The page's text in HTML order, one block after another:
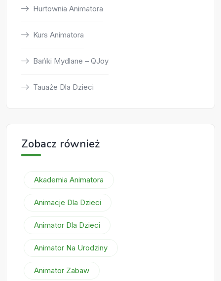
Hurtownia Animatora
Kurs Animatora
Bańki Mydlane – QJoy
Tauaże Dla Dzieci
Zobacz również
Akademia Animatora
Animacje Dla Dzieci
Animator Dla Dzieci
Animator Na Urodziny
Animator Zabaw